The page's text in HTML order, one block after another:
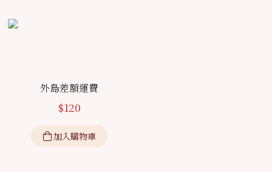
外島差額運費
$120
加入購物車